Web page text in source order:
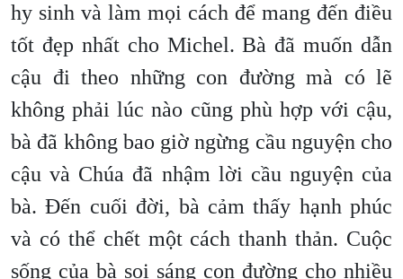
hy sinh và làm mọi cách để mang đến điều
tốt đẹp nhất cho Michel. Bà đã muốn dẫn
cậu đi theo những con đường mà có lẽ
không phải lúc nào cũng phù hợp với cậu,
bà đã không bao giờ ngừng cầu nguyện cho
cậu và Chúa đã nhậm lời cầu nguyện của
bà. Đến cuối đời, bà cảm thấy hạnh phúc
và có thể chết một cách thanh thản. Cuộc
sống của bà soi sáng con đường cho nhiều